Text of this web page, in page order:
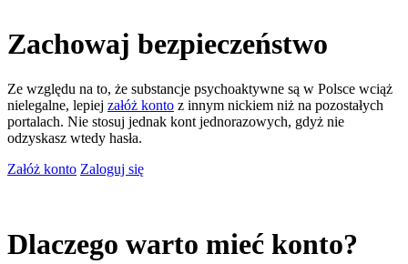
Zachowaj bezpieczeństwo
Ze względu na to, że substancje psychoaktywne są w Polsce wciąż
nielegalne, lepiej załóż konto z innym nickiem niż na pozostałych
portalach. Nie stosuj jednak kont jednorazowych, gdyż nie
odzyskasz wtedy hasła.
Załóż konto Zaloguj się
Dlaczego warto mieć konto?